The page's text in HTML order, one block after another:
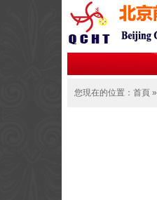
您現在的位置：首頁 »